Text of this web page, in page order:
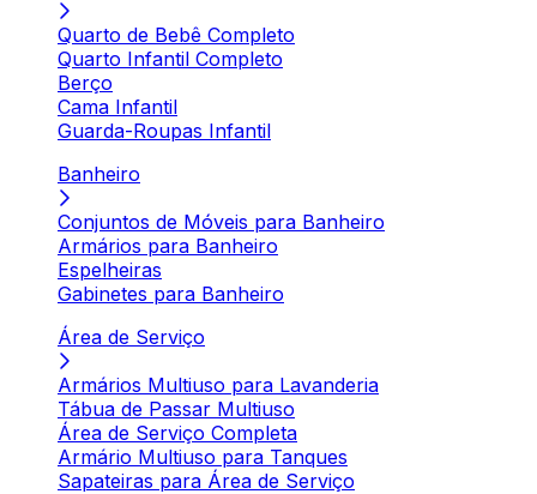
Quarto de Bebê Completo
Quarto Infantil Completo
Berço
Cama Infantil
Guarda-Roupas Infantil
Banheiro
Conjuntos de Móveis para Banheiro
Armários para Banheiro
Espelheiras
Gabinetes para Banheiro
Área de Serviço
Armários Multiuso para Lavanderia
Tábua de Passar Multiuso
Área de Serviço Completa
Armário Multiuso para Tanques
Sapateiras para Área de Serviço